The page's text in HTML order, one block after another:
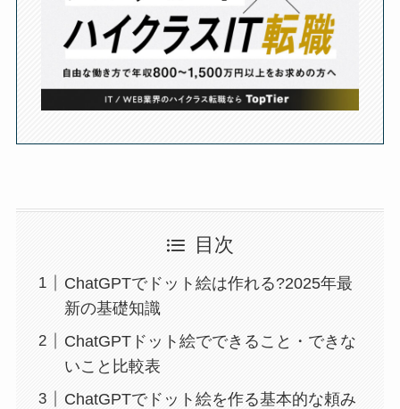
目次
ChatGPTでドット絵は作れる?2025年最
新の基礎知識
ChatGPTドット絵でできること・できな
いこと比較表
ChatGPTでドット絵を作る基本的な頼み